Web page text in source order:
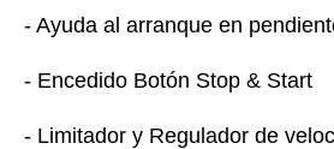
- Ayuda al arranque en
- Encedido Botón Stop & Start
- Limitador y Regulador de